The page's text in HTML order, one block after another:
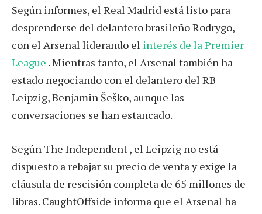
Según informes, el Real Madrid está listo para
desprenderse del delantero brasileño Rodrygo,
con el Arsenal liderando el interés de la Premier
League . Mientras tanto, el Arsenal también ha
estado negociando con el delantero del RB
Leipzig, Benjamin Šeško, aunque las
conversaciones se han estancado.
Según The Independent , el Leipzig no está
dispuesto a rebajar su precio de venta y exige la
cláusula de rescisión completa de 65 millones de
libras. CaughtOffside informa que el Arsenal ha